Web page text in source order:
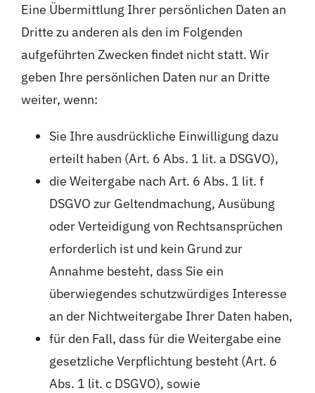
Eine Übermittlung Ihrer persönlichen Daten an
Dritte zu anderen als den im Folgenden
aufgeführten Zwecken findet nicht statt. Wir
geben Ihre persönlichen Daten nur an Dritte
weiter, wenn:
Sie Ihre ausdrückliche Einwilligung dazu
erteilt haben (Art. 6 Abs. 1 lit. a DSGVO),
die Weitergabe nach Art. 6 Abs. 1 lit. f
DSGVO zur Geltendmachung, Ausübung
oder Verteidigung von Rechtsansprüchen
erforderlich ist und kein Grund zur
Annahme besteht, dass Sie ein
überwiegendes schutzwürdiges Interesse
an der Nichtweitergabe Ihrer Daten haben,
für den Fall, dass für die Weitergabe eine
gesetzliche Verpflichtung besteht (Art. 6
Abs. 1 lit. c DSGVO), sowie